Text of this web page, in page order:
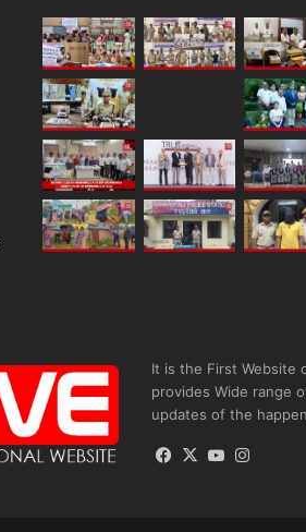
It is the First Website
provides Wide range
updates of the
Facebook
X YouTube